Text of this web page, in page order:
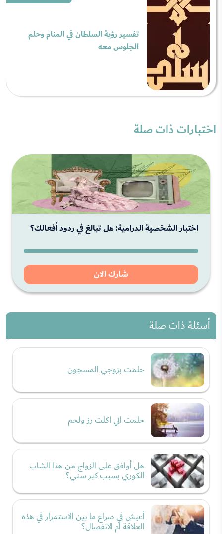
تفسير رؤية السلطان في المنام وحلم
الجلوس معه
اختبارات ذات صلة
اختبار الشخصية الدرامية: هل تبالغ في ردود أفعالك؟
شارك الان
أسئلة ذات صلة
حلمت بزوجي المسجون
حلمت اني اكلت رز ولحم
هل أوافق على الزواج من هذا الشاب
الكوري بسبب كبر سني؟
أعيش في صراع ما بين الاستمرار في هذه
العلاقة أم الانفصال؟